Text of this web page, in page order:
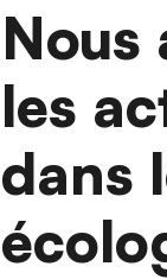
Nous
les
dans